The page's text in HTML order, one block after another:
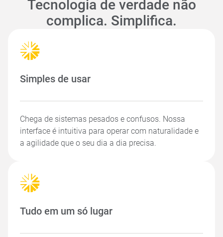
Tecnologia de verdade não
complica. Simplifica.
Simples de usar
Chega de sistemas pesados e confusos. Nossa
interface é intuitiva para operar com naturalidade e
a agilidade que o seu dia a dia precisa.
Tudo em um só lugar